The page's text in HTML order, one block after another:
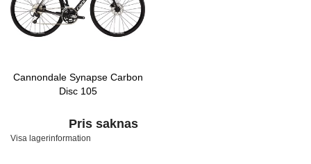
Cannondale Synapse Carbon
Disc 105
Pris saknas
Visa lagerinformation